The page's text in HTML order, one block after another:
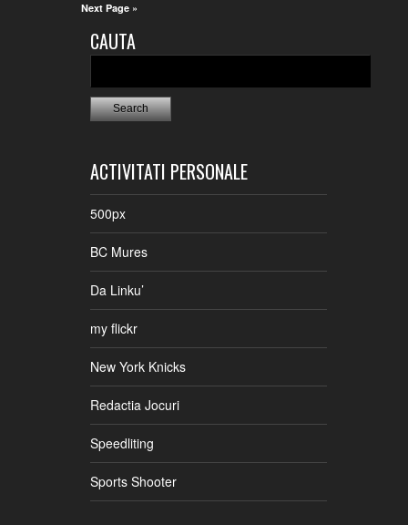
Next Page »
CAUTA
ACTIVITATI PERSONALE
500px
BC Mures
Da Linku’
my flickr
New York Knicks
Redactia Jocuri
Speedliting
Sports Shooter